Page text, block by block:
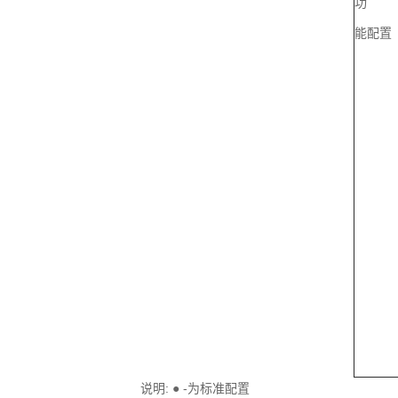
能配置
说明: ● -为标准配置